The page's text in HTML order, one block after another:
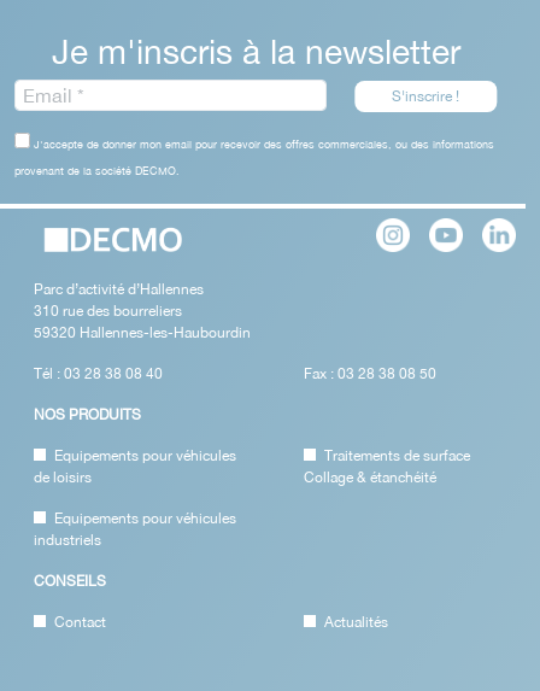
Je m'inscris à la newsletter
J'accepte de donner mon email pour recevoir des offres commerciales, ou des informations
provenant de la société DECMO.
Parc d’activité d’Hallennes
310 rue des bourreliers
59320 Hallennes-les-Haubourdin
Tél : 03 28 38 08 40 Fax : 03 28 38 08 50
NOS PRODUITS
Equipements pour véhicules
de loisirs
Equipements pour véhicules
industriels
Traitements de surface
Collage & étanchéité
CONSEILS
Contact Actualités